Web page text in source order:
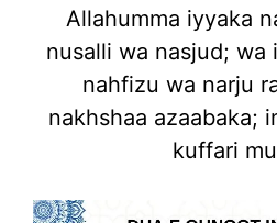
Allahumma iyyaka
nusalli wa nasjud; wa
nahfizu wa narju
nakhshaa azaabaka;
kuffari